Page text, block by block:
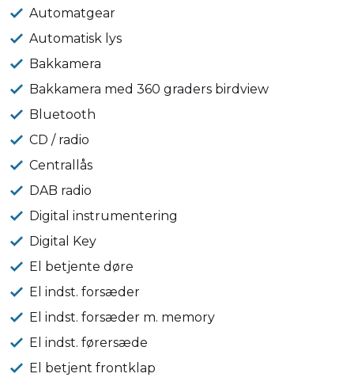
Automatgear
Automatisk lys
Bakkamera
Bakkamera med 360 graders birdview
Bluetooth
CD / radio
Centrallås
DAB radio
Digital instrumentering
Digital Key
El betjente døre
El indst. forsæder
El indst. forsæder m. memory
El indst. førersæde
El betjent frontklap